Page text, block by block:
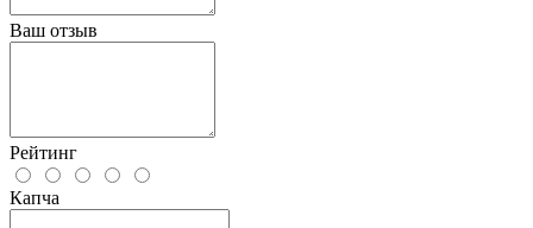
Ваш отзыв
Рейтинг
Капча